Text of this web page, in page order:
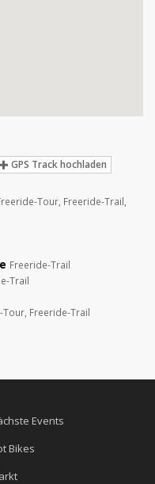
GPS Track hochladen
Tour, Freeride-Trail,
Freeride-Trail
Trail
Tour, Freeride-Trail
Events
Bikes